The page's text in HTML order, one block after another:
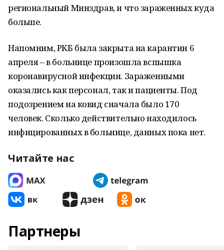
региональный Минздрав, и что зараженных куда
больше.
Напомним, РКБ была закрыта на карантин 6
апреля – в больнице произошла вспышка
коронавирусной инфекции. Зараженными
оказались как персонал, так и пациенты. Под
подозрением на ковид сначала было 170
человек. Сколько действительно находилось
инфицированных в больнице, данных пока нет.
Читайте нас
Партнеры